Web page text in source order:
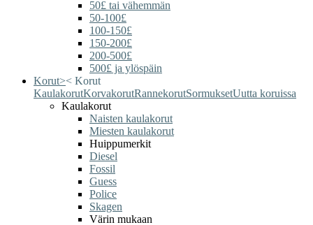
50£ tai vähemmän
50-100£
100-150£
150-200£
200-500£
500£ ja ylöspäin
Korut>< Korut
KaulakorutKorvakorutRannekorutSormuksetUutta koruissa
Kaulakorut
Naisten kaulakorut
Miesten kaulakorut
Huippumerkit
Diesel
Fossil
Guess
Police
Skagen
Värin mukaan